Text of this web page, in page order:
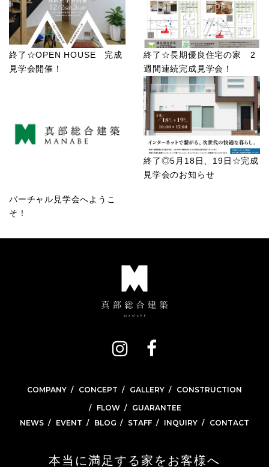
終了☆OPEN HOUSE 完成
見学会開催！
終了☆長期優良住宅の家 2
週間連続完成見学会！
バーチャル見学会へようこ
そ！
終了◎5月18日、19日☆完成
見学会のお知らせ
COMPANY CONCEPT GALLERY
CONSTRUCTION
FLOW
GUARANTEE
NEWS
EVENT BLOG STAFF INQUIRY CONTACT
本当に満足する家をお客様へ